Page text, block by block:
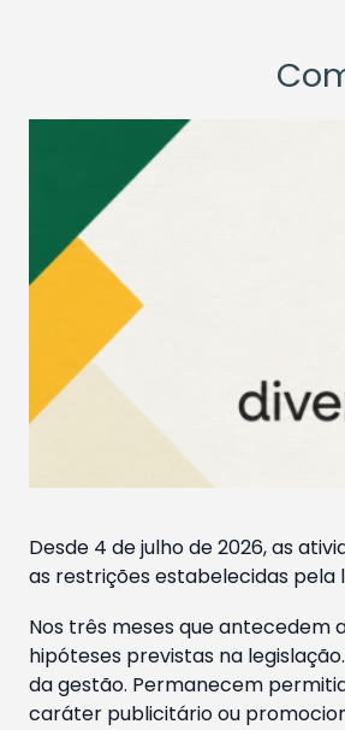
Desde 4 de julho de 2026, as
as restrições estabelecidas pela
Nos três meses que antecedem
hipóteses previstas na
da gestão. Permanecem
caráter publicitário ou